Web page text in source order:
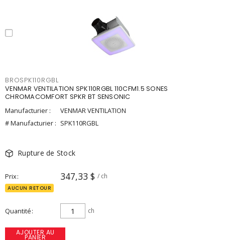
BROSPK110RGBL
VENMAR VENTILATION SPK110RGBL 110CFM1.5 SONES
CHROMACOMFORT SPKR BT SENSONIC
Manufacturier :
VENMAR VENTILATION
# Manufacturier : SPK110RGBL
Rupture de Stock
Prix 347,33 $ / ch
AUCUN RETOUR
Quantité ch
AJOUTER AU
PANIER